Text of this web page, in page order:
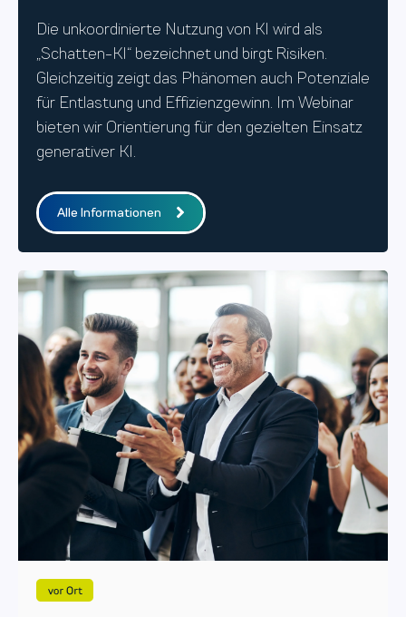
Die unkoordinierte Nutzung von KI wird als
„Schatten-KI“ bezeichnet und birgt Risiken.
Gleichzeitig zeigt das Phänomen auch Potenziale
für Entlastung und Effizienzgewinn. Im Webinar
bieten wir Orientierung für den gezielten Einsatz
generativer KI.
Alle Informationen